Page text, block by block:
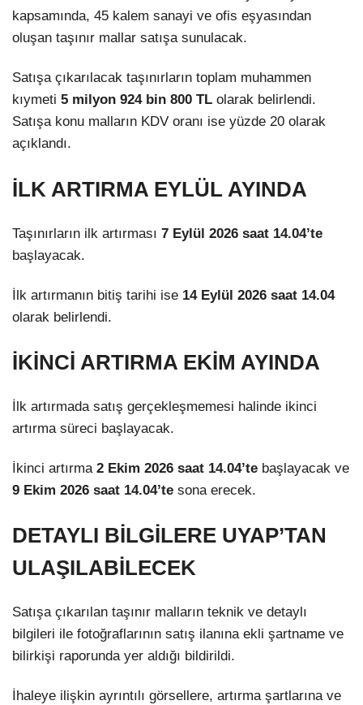
kapsamında, 45 kalem sanayi ve ofis eşyasından
oluşan taşınır mallar satışa sunulacak.
Satışa çıkarılacak taşınırların toplam muhammen
kıymeti 5 milyon 924 bin 800 TL olarak belirlendi.
Satışa konu malların KDV oranı ise yüzde 20 olarak
açıklandı.
İLK ARTIRMA EYLÜL AYINDA
Taşınırların ilk artırması 7 Eylül 2026 saat 14.04’te
başlayacak.
İlk artırmanın bitiş tarihi ise 14 Eylül 2026 saat 14.04
olarak belirlendi.
İKİNCİ ARTIRMA EKİM AYINDA
İlk artırmada satış gerçekleşmemesi halinde ikinci
artırma süreci başlayacak.
İkinci artırma 2 Ekim 2026 saat 14.04’te başlayacak ve
9 Ekim 2026 saat 14.04’te sona erecek.
DETAYLI BİLGİLERE UYAP’TAN
ULAŞILABİLECEK
Satışa çıkarılan taşınır malların teknik ve detaylı
bilgileri ile fotoğraflarının satış ilanına ekli şartname ve
bilirkişi raporunda yer aldığı bildirildi.
İhaleye ilişkin ayrıntılı görsellere, artırma şartlarına ve